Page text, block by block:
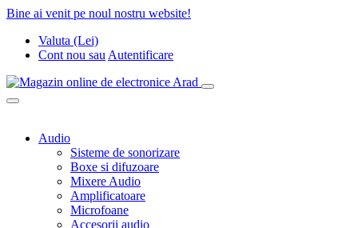
Bine ai venit pe noul nostru website!
Valuta (Lei)
Cont nou sau Autentificare
Audio
Sisteme de sonorizare
Boxe si difuzoare
Mixere Audio
Amplificatoare
Microfoane
Accesorii audio